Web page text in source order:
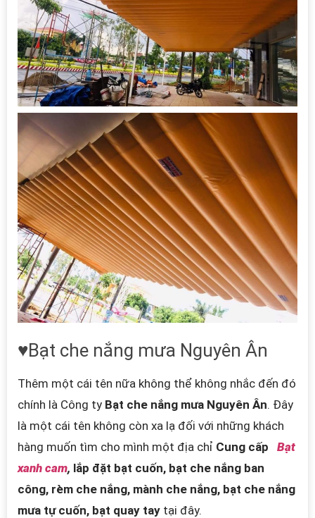
♥Bạt che nắng mưa Nguyên Ân
Thêm một cái tên nữa không thể không nhắc đến đó
chính là Công ty Bạt che nắng mưa Nguyên Ân. Đây
là một cái tên không còn xa lạ đối với những khách
hàng muốn tìm cho mình một địa chỉ Cung cấp
Bạt
xanh cam, lắp đặt bạt cuốn, bạt che nắng ban
công, rèm che nắng, mành che nắng, bạt che nắng
mưa tự cuốn, bạt quay tay tại đây.